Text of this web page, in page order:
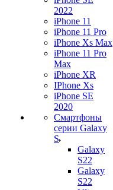
2022
iPhone 11
iPhone 11 Pro
iPhone Xs Max
iPhone 11 Pro
Max
iPhone XR
IPhone Xs
iPhone SE
2020
Смартфоны
серии Galaxy
S
Galaxy
S22
Galaxy
S22